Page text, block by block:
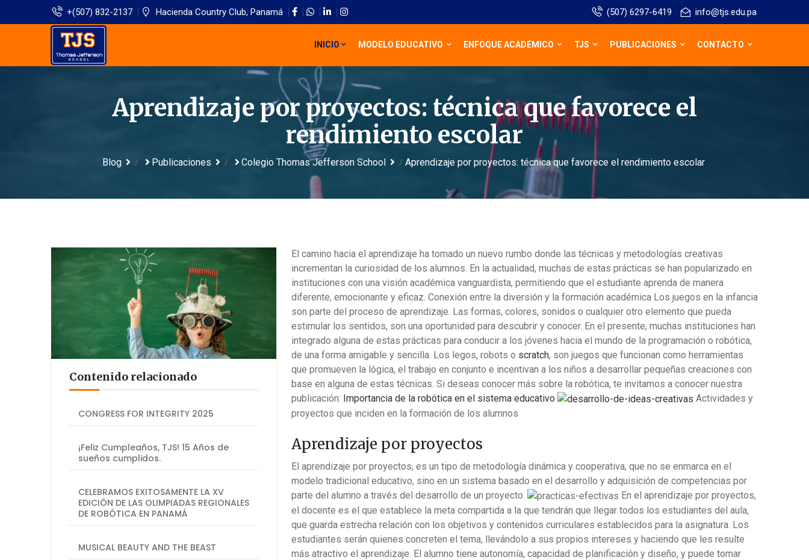
+(507) 832-2137 Hacienda Country Club, Panamá (507) 6297-6419 info@tjs.edu.pa
INICIO MODELO EDUCATIVO ENFOQUE ACADÉMICO TJS PUBLICACIONES CONTACTO
Aprendizaje por proyectos: técnica que favorece el
rendimiento escolar
Blog / Publicaciones / Colegio Thomas Jefferson School / Aprendizaje por proyectos: técnica que favorece el rendimiento escolar
Contenido relacionado
CONGRESS FOR INTEGRITY 2025
¡Feliz Cumpleaños, TJS! 15 Años de
sueños cumplidos.
CELEBRAMOS EXITOSAMENTE LA XV
EDICIÓN DE LAS OLIMPIADAS REGIONALES
DE ROBÓTICA EN PANAMÁ
MUSICAL BEAUTY AND THE BEAST
El camino hacia el aprendizaje ha tomado un nuevo rumbo donde las técnicas y metodologías creativas
incrementan la curiosidad de los alumnos. En la actualidad, muchas de estas prácticas se han popularizado en
instituciones con una visión académica vanguardista, permitiendo que el estudiante aprenda de manera
diferente, emocionante y eficaz. Conexión entre la diversión y la formación académica Los juegos en la infancia
son parte del proceso de aprendizaje. Las formas, colores, sonidos o cualquier otro elemento que pueda
estimular los sentidos, son una oportunidad para descubrir y conocer. En el presente, muchas instituciones han
integrado alguna de estas prácticas para conducir a los jóvenes hacia el mundo de la programación o robótica,
de una forma amigable y sencilla. Los legos, robots o scratch, son juegos que funcionan como herramientas
que promueven la lógica, el trabajo en conjunto e incentivan a los niños a desarrollar pequeñas creaciones con
base en alguna de estas técnicas. Si deseas conocer más sobre la robótica, te invitamos a conocer nuestra
publicación: Importancia de la robótica en el sistema educativo
Actividades y
proyectos que inciden en la formación de los alumnos
Aprendizaje por proyectos
El aprendizaje por proyectos, es un tipo de metodología dinámica y cooperativa, que no se enmarca en el
modelo tradicional educativo, sino en un sistema basado en el desarrollo y adquisición de competencias por
parte del alumno a través del desarrollo de un proyecto.
En el aprendizaje por proyectos,
el docente es el que establece la meta compartida a la que tendrán que llegar todos los estudiantes del aula,
que guarda estrecha relación con los objetivos y contenidos curriculares establecidos para la asignatura. Los
estudiantes serán quienes concreten el tema, llevándolo a sus propios intereses y haciendo que les resulte
más atractivo el aprendizaje. El alumno tiene autonomía, capacidad de planificación y diseño, y puede tomar